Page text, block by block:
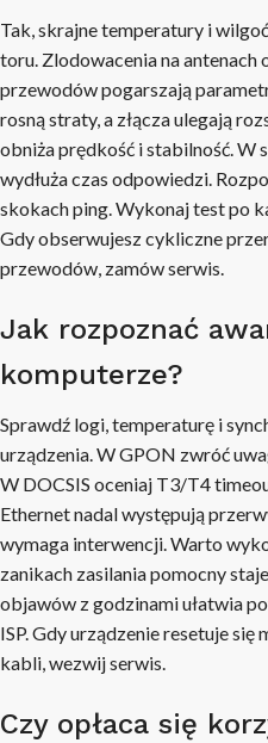
Tak, skrajne temperatury i
toru. Zlodowacenia na
przewodów pogarszają
rosną straty, a złącza ulegają
obniża prędkość i stabilność. W
wydłuża czas odpowiedzi.
skokach ping. Wykonaj test po
Gdy obserwujesz cykliczne
przewodów, zamów serwis.
Jak rozpoznać
komputerze?
Sprawdź logi, temperaturę i
urządzenia. W GPON zwróć
W DOCSIS oceniaj T3/T4
Ethernet nadal występują
wymaga interwencji. Warto
zanikach zasilania pomocny
objawów z godzinami ułatwia
ISP. Gdy urządzenie resetuje
kabli, wezwij serwis.
Czy opłaca się